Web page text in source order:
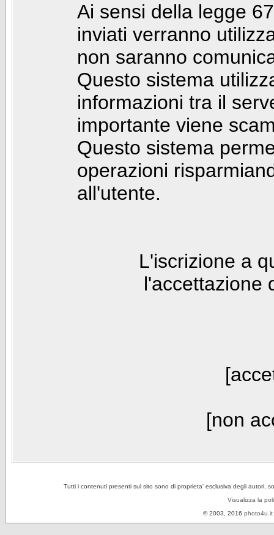
Ai sensi della legge
inviati verranno
non saranno
Questo sistema
informazioni tra il
importante viene
Questo sistema
operazioni
all'utente.
L'iscrizione a
l'accettazione
[non
Tutti i contenuti presenti sul sito sono di proprieta' esclusiva degli autori,
Visualizza la
© 2003, 2016 photo4u.it